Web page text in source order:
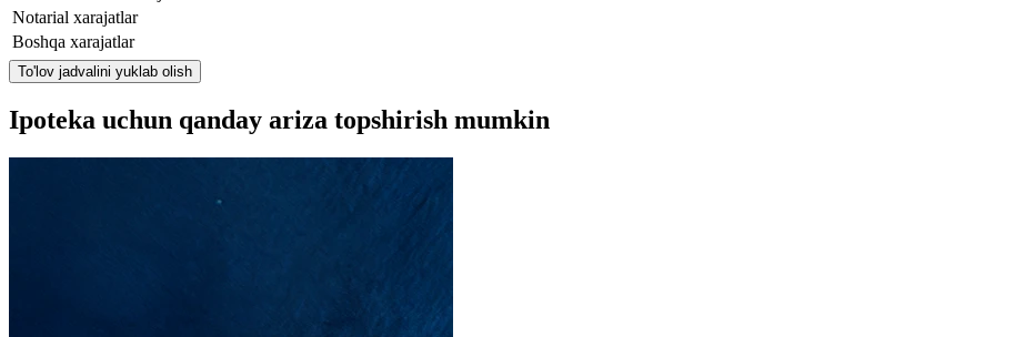
Notarial xarajatlar
Boshqa xarajatlar
To'lov jadvalini yuklab olish
Ipoteka uchun qanday ariza topshirish mumkin